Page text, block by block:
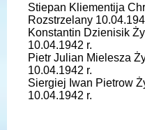
Stiepan Kliementija
Rozstrzelany
Konstantin Dzienisik
10.04.1942 r.
Pietr Julian Mielesza
10.04.1942 r.
Siergiej Iwan Pietrow
10.04.1942 r.